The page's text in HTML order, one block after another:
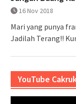
16 Nov 2018
Mari yang punya
Jadilah Terang!!
YouTube